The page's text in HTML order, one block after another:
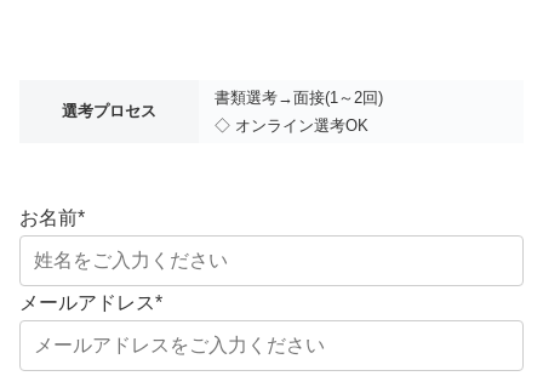
選考プロセス
書類選考→面接(1～2回)
◇ オンライン選考OK
お名前*
メールアドレス*